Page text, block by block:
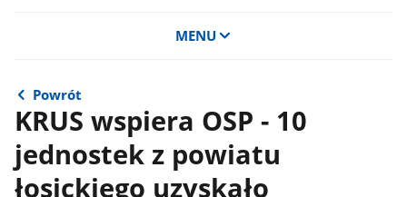
MENU
Powrót
KRUS wspiera OSP - 10
jednostek z powiatu
łosickiego uzyskało